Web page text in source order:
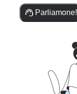
Parliamone!